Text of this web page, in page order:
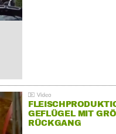
GEFLÜGEL MIT
ÜCKGANG